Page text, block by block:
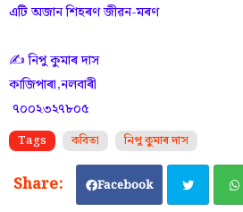
এটি অজান শিহৰণ জীৱন-মৰণ
✍️ নিপু কুমাৰ দাস
কাজিপাৰা,নলবাৰী
৭০০২৩২৭৮০৫
Tags কবিতা নিপু কুমাৰ দাস
Facebook